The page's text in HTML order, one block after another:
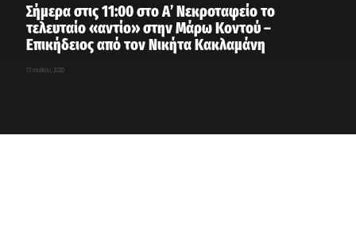
Σήμερα στις 11:00 στο Α’ Νεκροταφείο το
τελευταίο «αντίο» στην Μάρω Κοντού –
Επικήδειος από τον Νικήτα Κακλαμάνη
17 Ιουλίου, 2026